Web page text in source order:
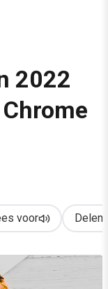
in Chrome
2022
voor Delen